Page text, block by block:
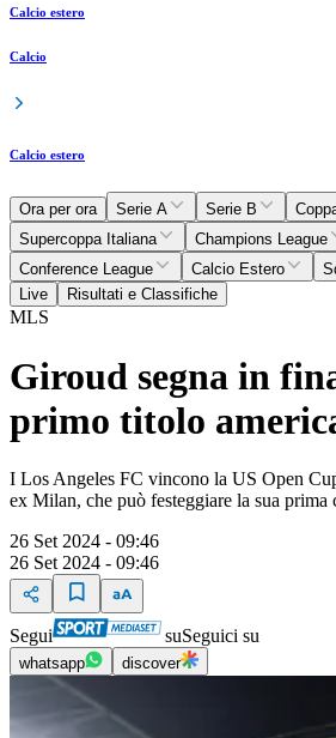
Calcio estero
Calcio
Calcio estero
Ora per ora Serie A Serie B
Supercoppa Italiana
Champions League
Conference League
Calcio Estero
Live
Risultati e Classifiche
MLS
Giroud segna in
primo titolo
I Los Angeles FC vincono la US Open
ex Milan, che può festeggiare la sua
26 Set 2024 - 09:46
26 Set 2024 - 09:46
Segui suSeguici su
whatsapp discover